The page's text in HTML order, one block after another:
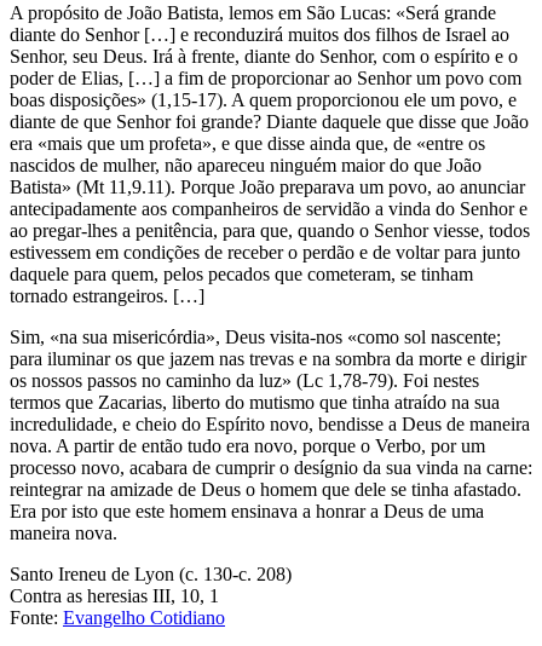
A propósito de João Batista, lemos em São Lucas: «Será grande
diante do Senhor […] e reconduzirá muitos dos filhos de Israel ao
Senhor, seu Deus. Irá à frente, diante do Senhor, com o espírito e o
poder de Elias, […] a fim de proporcionar ao Senhor um povo com
boas disposições» (1,15-17). A quem proporcionou ele um povo, e
diante de que Senhor foi grande? Diante daquele que disse que João
era «mais que um profeta», e que disse ainda que, de «entre os
nascidos de mulher, não apareceu ninguém maior do que João
Batista» (Mt 11,9.11). Porque João preparava um povo, ao anunciar
antecipadamente aos companheiros de servidão a vinda do Senhor e
ao pregar-lhes a penitência, para que, quando o Senhor viesse, todos
estivessem em condições de receber o perdão e de voltar para junto
daquele para quem, pelos pecados que cometeram, se tinham
tornado estrangeiros. […]
Sim, «na sua misericórdia», Deus visita-nos «como sol nascente;
para iluminar os que jazem nas trevas e na sombra da morte e dirigir
os nossos passos no caminho da luz» (Lc 1,78-79). Foi nestes
termos que Zacarias, liberto do mutismo que tinha atraído na sua
incredulidade, e cheio do Espírito novo, bendisse a Deus de maneira
nova. A partir de então tudo era novo, porque o Verbo, por um
processo novo, acabara de cumprir o desígnio da sua vinda na carne:
reintegrar na amizade de Deus o homem que dele se tinha afastado.
Era por isto que este homem ensinava a honrar a Deus de uma
maneira nova.
Santo Ireneu de Lyon (c. 130-c. 208)
Contra as heresias III, 10, 1
Fonte: Evangelho Cotidiano